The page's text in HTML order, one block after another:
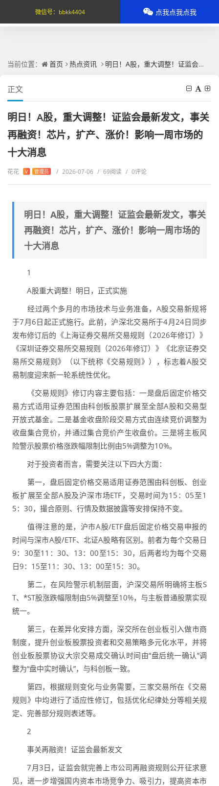
当前位置： 首页 热点资讯 明日！A股，重大调整！证监会最新发文，事关再融资！芯片，扩产、涨价！影响一周市场的十大消息
正文
明日！A股，重大调整！证监会最新发文，事关
再融资！芯片，扩产、涨价！影响一周市场的
十大消息
花花 V 管理员 / 2026-07-06 / 69阅读 / 0评论
明日！A股，重大调整！证监会最新发文，事关
再融资！芯片，扩产、涨价！影响一周市场的
十大消息
1
A股重大调整！明日，正式实施
经过两个多月的市场技术与业务准备，A股交易新规将
于7月6日起正式施行。此前，沪深北交易所于4月24日同步
发布修订后的《上海证券交易所交易规则（2026年修订）》
《深圳证券交易所交易规则（2026年修订）》《北京证券交
易所交易规则》（以下统称《交易规则》），标志着A股交
易制度迎来新一轮系统性优化。
《交易规则》修订内容主要包括：一是盘后固定价格交
易方式适用证券范围由科创板股票扩展至全部A股和交易型
开放式基金。二是基金收盘阶段交易方式由连续竞价调整为
收盘集合竞价，并通过集合竞价产生收盘价。三是将主板风
险警示股票价格涨跌幅限制比例由5%调整为10%。
对于投资者而言，需要关注以下四大方面：
第一，盘后固定价格交易适用证券范围由科创板、创业
板扩展至全部A股及沪深市场ETF，交易时间为15：05至1
5：30，撮合原则、行情及数据披露等安排保持不变。
值得注意的是，沪市A股/ETF盘后固定价格交易申报的
时间与深市A股/ETF、北证A股略有区别。前者为每个交易日
9：30至11：30、13：00至15：30，后两者均为每个交易
日9：15至11：30、13：00至15：30。
第二，在风险警示机制层面，沪深交易所明确将主板S
T、*ST股涨跌幅限制由5%调整至10%，与主板普通股票实现
统一。
第三，在差异化安排方面，深交所在创业板引入做市商
制度，提升创业板股票投资者和交易策略多元化水平，并将
创业板股票协议大宗交易成交确认时间由“盘后统一确认”调
整为“盘中实时确认”，与科创板一致。
第四，根据规则变化与业务需要，三家交易所在《交易
规则》中均进行了适应性修订，包括优化纪律处分等相关规
定、完善部分规则表述等。
2
事关再融资！证监会最新发文
7月3日，证监会就完善上市公司再融资规则公开征求意
见，进一步增强国内资本市场竞争力、吸引力，提高资本市
微信号： bbkk4404 点我点我点我